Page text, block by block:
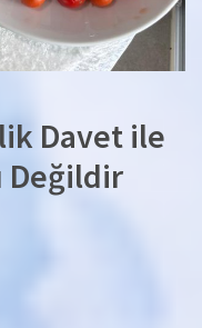
Davet ile
Değildir